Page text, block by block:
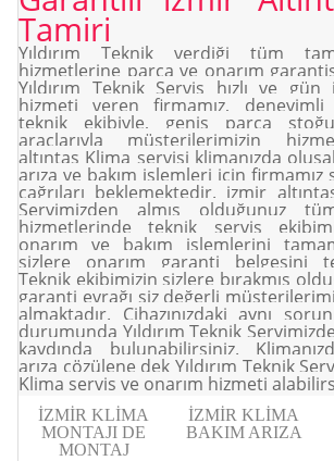
Tamiri
Yıldırım Teknik verdiği tüm
hizmetlerine parça ve onarım
Yıldırım Teknik Servis hızlı ve
hizmeti veren firmamız,
teknik ekibiyle, geniş parça
araçlarıyla müşterilerimizin
altıntaş Klima servisi klimanızda
arıza ve bakım işlemleri için firmamız
çağrıları beklemektedir. izmir
Servimizden almış olduğunuz
hizmetlerinde teknik servis
onarım ve bakım işlemlerini
sizlere onarım garanti belgesini
Teknik ekibimizin sizlere bırakmış
garanti evrağı siz değerli
almaktadır. Cihazınızdaki aynı
durumunda Yıldırım Teknik
kaydında bulunabilirsiniz.
arıza çözülene dek Yıldırım Teknik
Klima servis ve onarım hizmeti
İZMİR KLİMA
MONTAJI DE
MONTAJ
İZMİR KLİMA
BAKIM ARIZA